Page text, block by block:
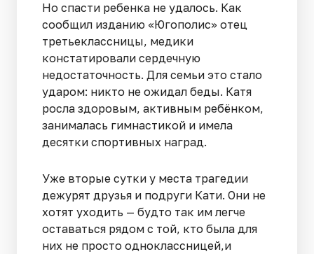
Но спасти ребенка не удалось. Как
сообщил изданию «Югополис» отец
третьеклассницы, медики
констатировали сердечную
недостаточность. Для семьи это стало
ударом: никто не ожидал беды. Катя
росла здоровым, активным ребёнком,
занималась гимнастикой и имела
десятки спортивных наград.
Уже вторые сутки у места трагедии
дежурят друзья и подруги Кати. Они не
хотят уходить — будто так им легче
оставаться рядом с той, кто была для
них не просто одноклассницей,и